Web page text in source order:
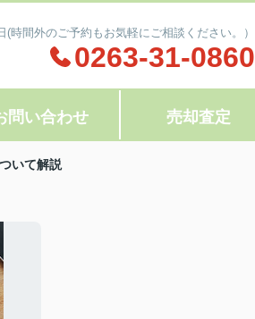
間外のご予約もお気軽にご相談ください。）
0263-31-0860
問い合わせ 売却査定
いて解説